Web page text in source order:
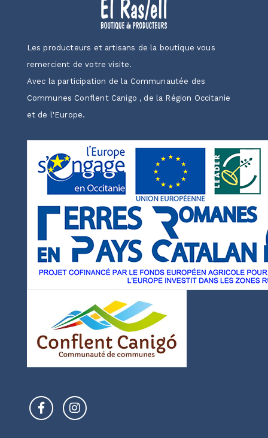
Les producteurs et artisans de la boutique vous
remercient de votre visite.
Avec la participation de la Communautée des
Communes Conflent Canigo , de la Région Occitanie
et de l'Europe.